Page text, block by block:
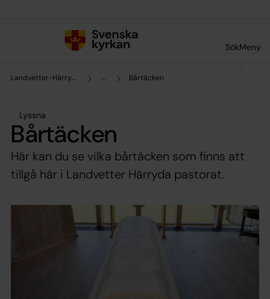
SökMeny
Landvetter-Härryda pastorat ... Bårtäcken
Lyssna
Bårtäcken
Här kan du se vilka bårtäcken som finns att
tillgå här i Landvetter Härryda pastorat.